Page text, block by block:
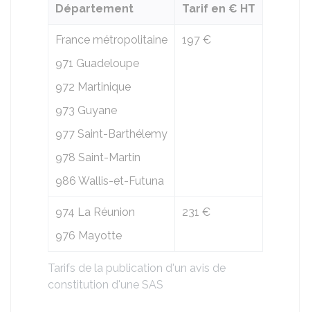
Tarifs de la publication d'un avis de
constitution d'une SAS
Département Tarif en € HT
France métropolitaine
971 Guadeloupe
972 Martinique
973 Guyane
977 Saint-Barthélemy
978 Saint-Martin
986 Wallis-et-Futuna
197 €
974 La Réunion
976 Mayotte
231 €